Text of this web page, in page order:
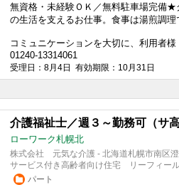
無資格・未経験ＯＫ／無料駐車場完備★
の生活を支えるお仕事。食事は湯煎調理
コミュニケーションを大切に、利用者
01240-13314061
受理日：8月4日 有効期限：10月31日
介護福祉士／週３～勤務可（サ
ローワーク札幌北
株式会社 元気な介護 - 北海道札幌市南区
サービス付き高齢者向け住宅 リーフィー
パート